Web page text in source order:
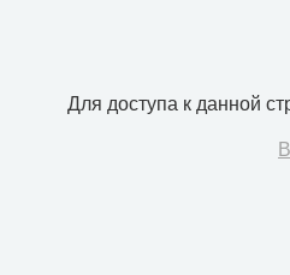
Для доступа к данной